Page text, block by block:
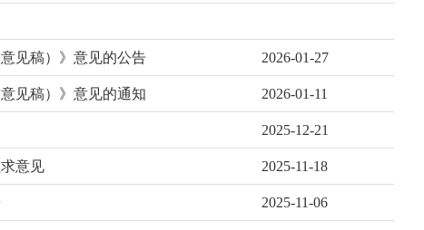
见稿）》意见的公告 2026-01-27
见稿）》意见的通知 2026-01-11
2025-12-21
意见 2025-11-18
2025-11-06